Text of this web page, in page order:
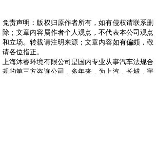
免责声明：版权归原作者所有，如有侵权请联系删
除；文章内容属作者个人观点，不代表本公司观点
和立场。转载请注明来源；文章内容如有偏颇，敬
请各位指正。
上海沐睿环境有限公司是国内专业从事汽车法规合
规的第三方咨询公司，多年来，为上汽，长城，宇